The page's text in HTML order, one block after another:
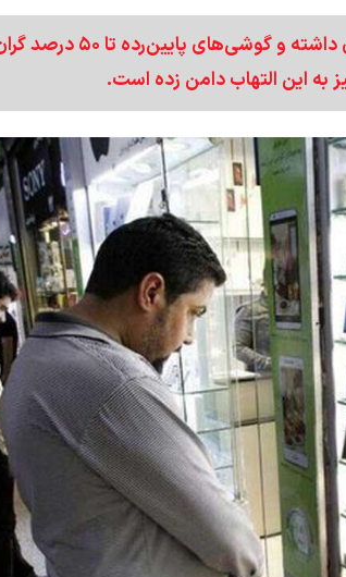
قیمت موبایل در بازار ایران طی دو ماه